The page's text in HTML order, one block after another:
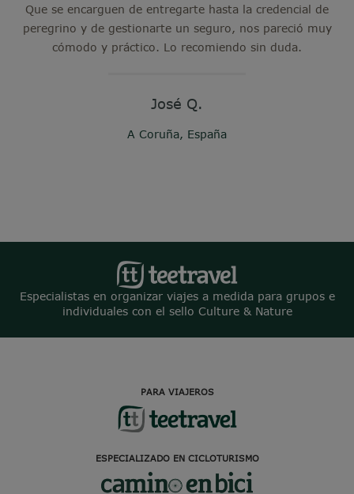
Que se encarguen de entregarte hasta la credencial de
peregrino y de gestionarte un seguro, nos pareció muy
cómodo y práctico. Lo recomiendo sin duda.
José Q.
A Coruña, España
Especialistas en organizar viajes a medida para grupos e
individuales con el sello Culture & Nature
PARA VIAJEROS
ESPECIALIZADO EN CICLOTURISMO